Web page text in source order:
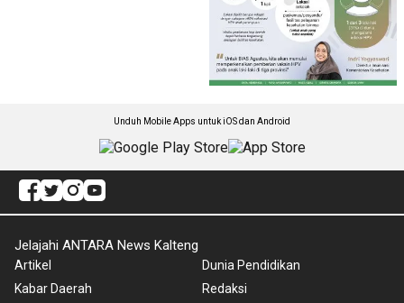
Unduh Mobile Apps untuk iOS dan Android
Jelajahi ANTARA News Kalteng
Artikel
Kabar Daerah
Dunia Pendidikan
Redaksi